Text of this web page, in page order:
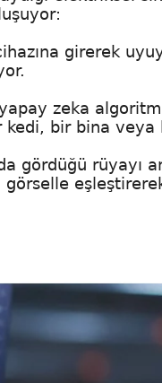
girerek
zeka
bir bina veya
gördüğü rüyayı